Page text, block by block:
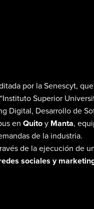
por la Senescyt,
Superior
Digital, Desarrollo de
en Quitoy Manta,
de la industria.
de la ejecución de
sociales y